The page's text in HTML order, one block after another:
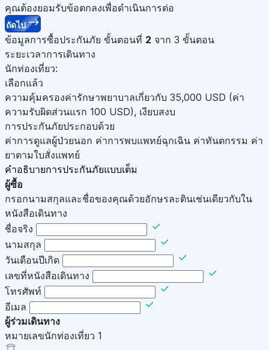
คุณต้องยอมรับข้อตกลงเพื่อดำเนินการต่อ
ถัดไป
ข้อมูลการซื้อประกันภัย ขั้นตอนที่ 2 จาก 3 ขั้นตอน
ระยะเวลาการเดินทาง
นักท่องเที่ยว:
เลือกแล้ว
ความคุ้มครองค่ารักษาพยาบาลเกี่ยวกับ 35,000 USD (ค่า
ความรับผิดส่วนแรก 100 USD), เงียบสงบ
การประกันภัยประกอบด้วย
ค่าการดูแลผู้ป่วยนอก ค่าการพบแพทย์ฉุกเฉิน ค่าทันตกรรม ค่า
ยาตามใบสั่งแพทย์
คำอธิบายการประกันภัยแบบเต็ม
ผู้ซื้อ
กรอกนามสกุลและชื่อของคุณด้วยอักษรละตินเช่นเดียวกับใน
หนังสือเดินทาง
ชื่อจริง
นามสกุล
วันเดือนปีเกิด
เลขที่หนังสือเดินทาง
โทรศัพท์
อีเมล
ผู้ร่วมเดินทาง
หมายเลขนักท่องเที่ยว 1